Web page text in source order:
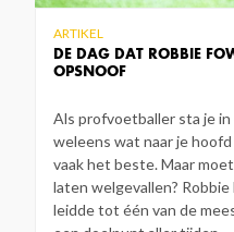
DE DAG DAT ROBBIE
OPSNOOF
ARTIKEL
Als profvoetballer sta je
weleens wat naar je
vaak het beste. Maar
laten welgevallen?
leidde tot één van de